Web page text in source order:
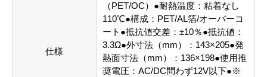
仕様
（PET/OC）●耐熱温度：粘着なし
110℃●構成：PET/AL箔/オーバーコ
ート●抵抗値交差：±10％●抵抗値：
3.3Ω●外寸法（mm）：143×205●発
熱面寸法（mm）：136×198●使用推
奨電圧：AC/DC問わず12V以下●※